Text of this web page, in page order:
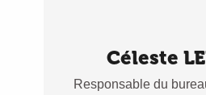
Céleste
Responsable du